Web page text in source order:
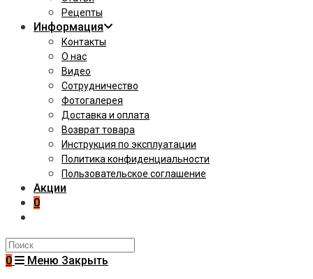
Рецепты
Информация
Контакты
О нас
Видео
Сотрудничество
Фотогалерея
Доставка и оплата
Возврат товара
Инструкция по эксплуатации
Политика конфиденциальности
Пользовательское соглашение
Акции
0
Поиск
на
0 Меню Закрыть